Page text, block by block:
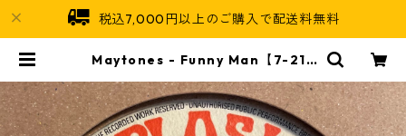
税込7,000円以上のご購入で配送料無料
Maytones - Funny Man【7-215